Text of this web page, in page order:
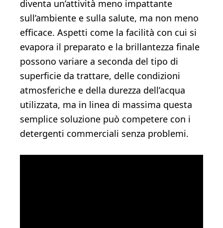
diventa un’attività meno impattante
sull’ambiente e sulla salute, ma non meno
efficace. Aspetti come la facilità con cui si
evapora il preparato e la brillantezza finale
possono variare a seconda del tipo di
superficie da trattare, delle condizioni
atmosferiche e della durezza dell’acqua
utilizzata, ma in linea di massima questa
semplice soluzione può competere con i
detergenti commerciali senza problemi.